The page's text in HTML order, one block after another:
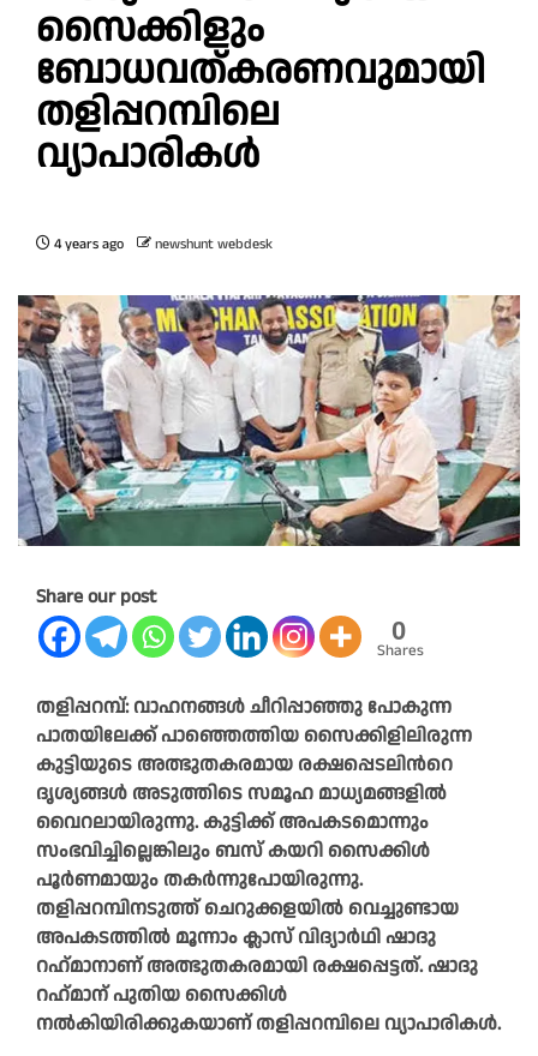
സൈക്കിളും
ബോധവത്കരണവുമായി
തളിപ്പറമ്പിലെ
വ്യാപാരികള്‍
4 years ago newshunt webdesk
Share our post
0
Shares
തളിപ്പറമ്പ്: വാഹനങ്ങള്‍ ചീറിപ്പാഞ്ഞു പോകുന്ന
പാതയിലേക്ക് പാഞ്ഞെത്തിയ സൈക്കിളിലിരുന്ന
കുട്ടിയുടെ അത്ഭുതകരമായ രക്ഷപ്പെടലിന്‍റെ
ദൃശ്യങ്ങള്‍ അടുത്തിടെ സമൂഹ മാധ്യമങ്ങളില്‍
വൈറലായിരുന്നു. കുട്ടിക്ക് അപകടമൊന്നും
സംഭവിച്ചില്ലെങ്കിലും ബസ് കയറി സൈക്കിള്‍
പൂർണമായും തകർന്നുപോയിരുന്നു.
തളിപ്പറമ്പിനടുത്ത് ചെറുക്കളയില്‍ വെച്ചുണ്ടായ
അപകടത്തില്‍ മൂന്നാം ക്ലാസ് വിദ്യാർഥി ഷാദു
റഹ്‌മാനാണ് അത്ഭുതകരമായി രക്ഷപ്പെട്ടത്. ഷാദു
റഹ്‌മാന് പുതിയ സൈക്കിള്‍
നല്‍കിയിരിക്കുകയാണ് തളിപ്പറമ്പിലെ വ്യാപാരികള്‍‌.